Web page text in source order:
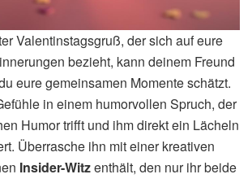
Valentinstagsgruß, der sich auf eure
bezieht, kann deinem Freund
eure gemeinsamen Momente schätzt.
in einem humorvollen Spruch, der
Humor trifft und ihm direkt ein Lächeln
Überrasche ihn mit einer kreativen
Insider-Witzenthält, den nur ihr beide